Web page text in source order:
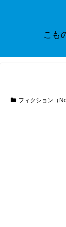
こも
フィクション（